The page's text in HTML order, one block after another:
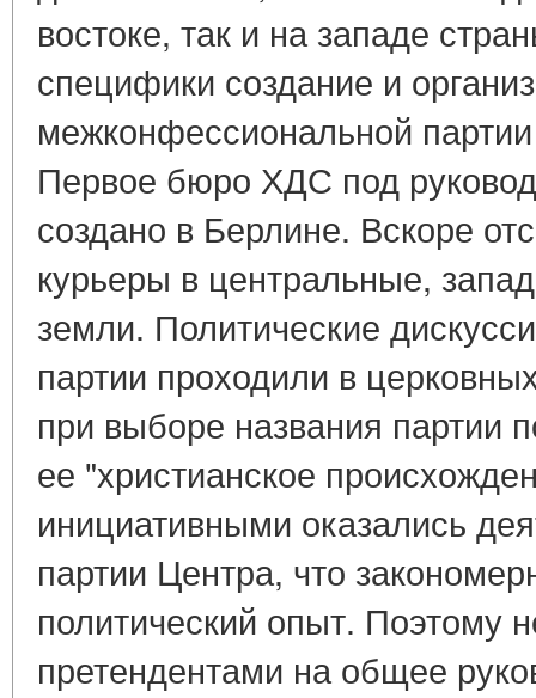
востоке, так и на западе
специфики создание и
межконфессиональной
Первое бюро ХДС под
создано в Берлине. Вскоре
курьеры в центральные,
земли. Политические
партии проходили в
при выборе названия партии
ее "христианское
инициативными оказались
партии Центра, что
политический опыт. Поэтому
претендентами на общее